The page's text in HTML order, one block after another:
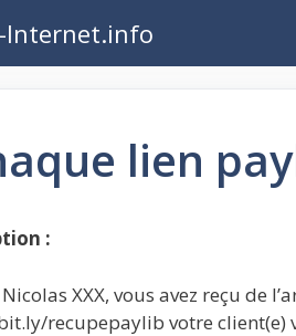
Internet.info
lien
:
XXX, vous avez reçu de
recupepaylib votre client(e)